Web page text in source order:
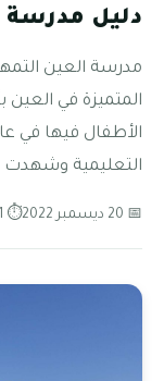
دليل مدرسة
مدرسة العين
المتميزة في
التعليمية وشهدت
📅 20 ديسمبر 2022 ⏱ 1 دقائق قراءة